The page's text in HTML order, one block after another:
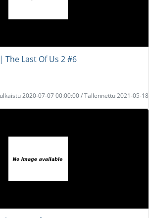
The Last Of Us 2 #6
2020-07-07 00:00:00 / Tallennettu 2021-05-18